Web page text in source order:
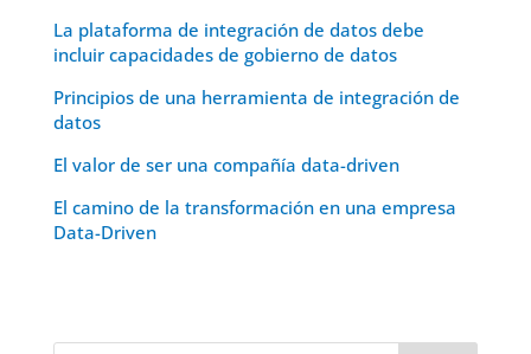
La plataforma de integración de datos debe
incluir capacidades de gobierno de datos
Principios de una herramienta de integración de
datos
El valor de ser una compañía data-driven
El camino de la transformación en una empresa
Data-Driven